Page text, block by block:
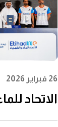
لتنفيذ
يوميًا
26 فبراير 2026
الاتحاد